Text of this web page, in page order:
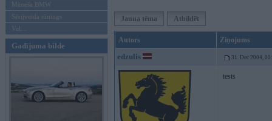
Mēneša BMW
Sērijveida tūnings
Vel...
Gadījuma bilde
Jauna tēma Atbildēt
Autors Ziņojums
edzulis 31. Dec 2004,
tests